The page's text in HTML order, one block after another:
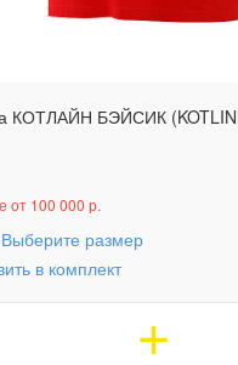
КОТЛАЙН БЭЙСИК
от 100 000 р.
Выберите размер
в комплект